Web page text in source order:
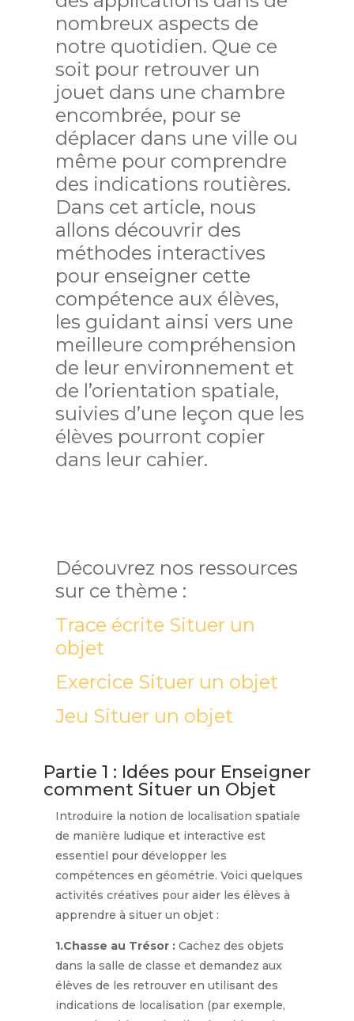
nombreux aspects de
notre quotidien. Que ce
soit pour retrouver un
jouet dans une chambre
encombrée, pour se
déplacer dans une ville ou
même pour comprendre
des indications routières.
Dans cet article, nous
allons découvrir des
méthodes interactives
pour enseigner cette
compétence aux élèves,
les guidant ainsi vers une
meilleure compréhension
de leur environnement et
de l’orientation spatiale,
suivies d’une leçon que les
élèves pourront copier
dans leur cahier.
Découvrez nos ressources
sur ce thème :
Trace écrite Situer un
objet
Exercice Situer un objet
Jeu Situer un objet
Partie 1 : Idées pour Enseigner
comment Situer un Objet
Introduire la notion de localisation spatiale
de manière ludique et interactive est
essentiel pour développer les
compétences en géométrie. Voici quelques
activités créatives pour aider les élèves à
apprendre à situer un objet :
1.Chasse au Trésor :Cachez des objets
dans la salle de classe et demandez aux
élèves de les retrouver en utilisant des
indications de localisation (par exemple,